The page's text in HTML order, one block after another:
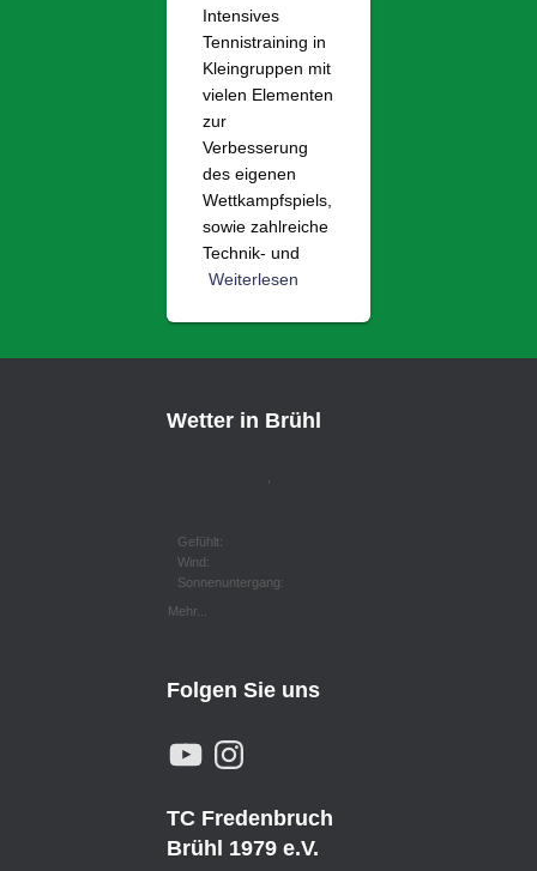
Intensives
Tennistraining in
Kleingruppen mit
vielen Elementen
zur
Verbesserung
des eigenen
Wettkampfspiels,
sowie zahlreiche
Technik- und
Weiterlesen
Wetter in Brühl
Gefühlt:
Wind:
Sonnenuntergang:
Mehr...
Folgen Sie uns
Y
O
U
B
E
N
A
G
R
A
TC Fredenbruch
Brühl 1979 e.V.